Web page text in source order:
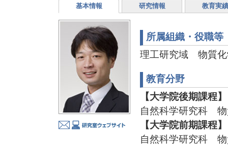
基本情報 研究情報 教育実績
所属組織・役職等
理工研究域 物質化
教育分野
【大学院後期課程】
自然科学研究科 物
【大学院前期課程】
自然科学研究科 物